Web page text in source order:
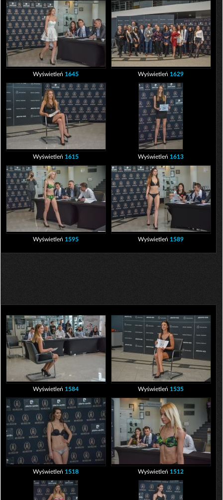
Wyświetleń 1645 Wyświetleń 1629
Wyświetleń 1615 Wyświetleń 1613
Wyświetleń 1595 Wyświetleń 1589
Wyświetleń 1584 Wyświetleń 1535
Wyświetleń 1518 Wyświetleń 1512